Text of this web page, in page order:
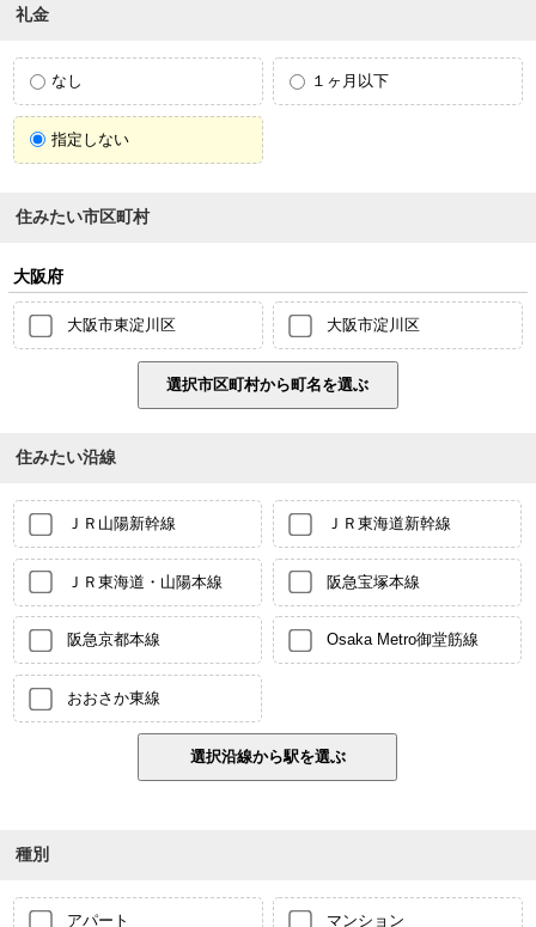
礼金
なし １ヶ月以下
指定しない
住みたい市区町村
大阪府
大阪市東淀川区 大阪市淀川区
住みたい沿線
ＪＲ山陽新幹線 ＪＲ東海道新幹線
ＪＲ東海道・山陽本線 阪急宝塚本線
阪急京都本線 Osaka Metro御堂筋線
おおさか東線
種別
アパート マンション